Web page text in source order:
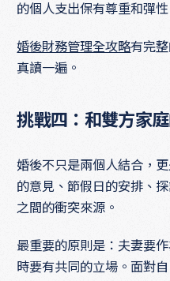
的個人支出保有尊重和彈性
婚後財務管理全攻略有完
真讀一遍。
挑戰四：和雙方家
婚後不只是兩個人結合，
的意見、節假日的安排、
之間的衝突來源。
最重要的原則是：夫妻要
時要有共同的立場。面對